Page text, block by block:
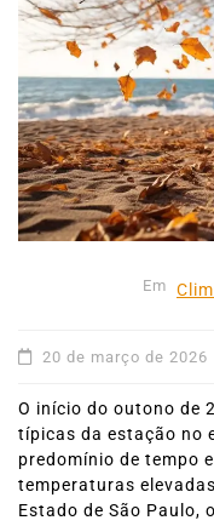
Em
20 de março de 2026
O início do outono de
típicas da estação no
predomínio de tempo
temperaturas
Estado de São Paulo,